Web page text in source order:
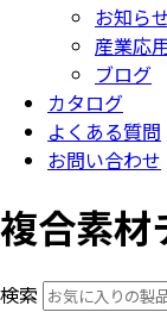
お知ら
産業応
ブログ
カタログ
よくある質問
お問い合わせ
複合素材
検索